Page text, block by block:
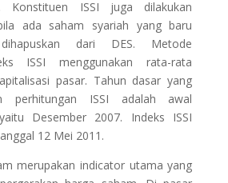
Konstituen ISSI juga dilakukan
ada saham syariah yang baru
dari DES. Metode
ISSI menggunakan rata-rata
pasar. Tahun dasar yang
perhitungan ISSI adalah awal
Desember 2007. Indeks ISSI
12 Mei 2011.
merupakan indicator utama yang